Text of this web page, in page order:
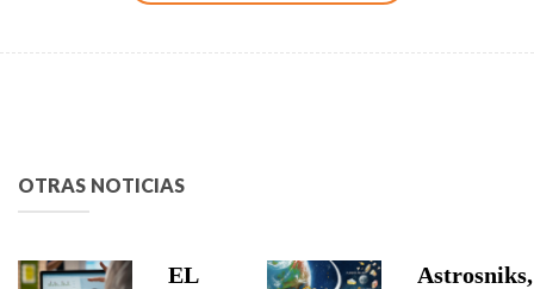
OTRAS NOTICIAS
EL
Astrosniks,